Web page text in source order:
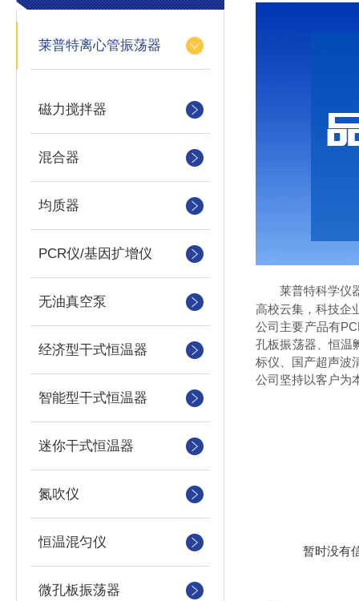
莱普特离心管振荡器
磁力搅拌器
混合器
均质器
PCR仪/基因扩增仪
无油真空泵
经济型干式恒温器
智能型干式恒温器
迷你干式恒温器
氮吹仪
恒温混匀仪
微孔板振荡器
莱普特科学仪
高校云集，科技企
公司主要产品有
孔板振荡器、恒温
标仪、国产超声波
公司坚持以客户为
暂时没有